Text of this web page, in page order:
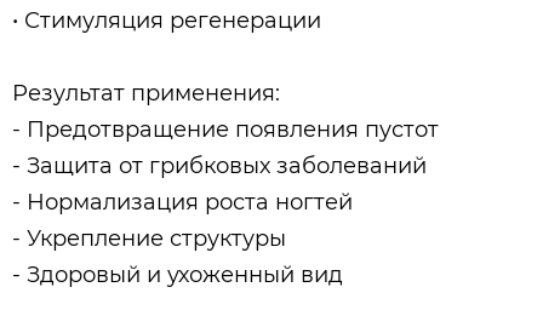
• Стимуляция регенерации
Результат применения:
- Предотвращение появления пустот
- Защита от грибковых заболеваний
- Нормализация роста ногтей
- Укрепление структуры
- Здоровый и ухоженный вид